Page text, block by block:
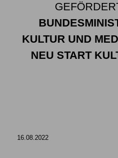
KULTUR UND
NEU START
16.08.2022